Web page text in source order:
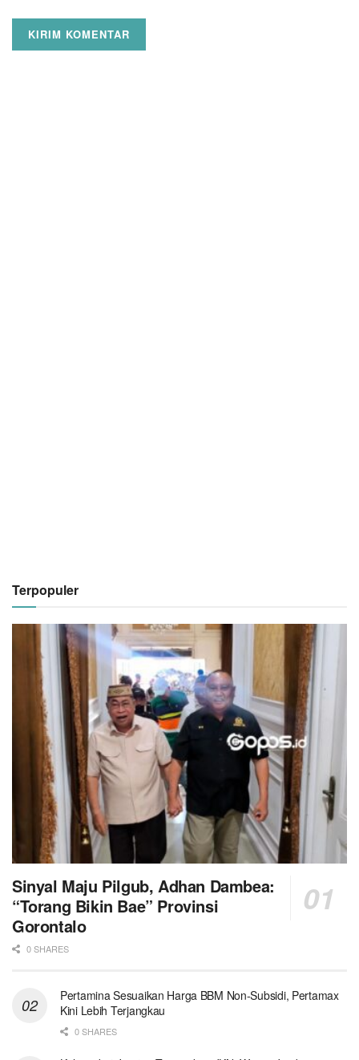
Terpopuler
Sinyal Maju Pilgub, Adhan Dambea:
“Torang Bikin Bae” Provinsi
Gorontalo
0 SHARES
Pertamina Sesuaikan Harga BBM Non-Subsidi, Pertamax
Kini Lebih Terjangkau
0 SHARES